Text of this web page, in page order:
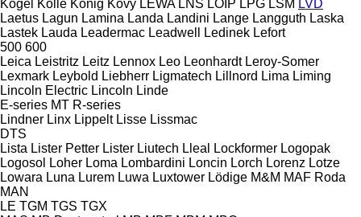
Kögel Kölle König Kövy LEWA LNS LOIP LPG LSM LVD
Laetus Lagun Lamina Landa Landini Lange Langguth Laska
Lastek Lauda Leadermac Leadwell Ledinek Lefort
500 600
Leica Leistritz Leitz Lennox Leo Leonhardt Leroy-Somer
Lexmark Leybold Liebherr Ligmatech Lillnord Lima Liming
Lincoln Electric Lincoln Linde
E-series MT R-series
Lindner Linx Lippelt Lisse Lissmac
DTS
Lista Lister Petter Lister Liutech Lleal Lockformer Logopak
Logosol
Loher Loma Lombardini Loncin Lorch Lorenz Lotze
Lowara Luna Lurem Luwa Luxtower Lödige M&M MAF Roda
MAN
LE TGM TGS TGX